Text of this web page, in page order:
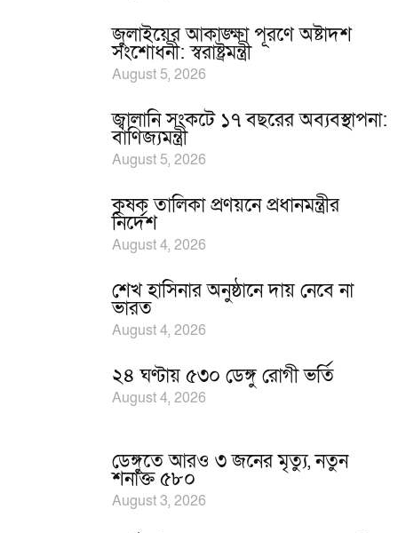
জুলাইয়ের আকাঙ্ক্ষা পূরণে অষ্টাদশ
সংশোধনী: স্বরাষ্ট্রমন্ত্রী
August 5, 2026
জ্বালানি সংকটে ১৭ বছরের অব্যবস্থাপনা:
বাণিজ্যমন্ত্রী
August 5, 2026
কৃষক তালিকা প্রণয়নে প্রধানমন্ত্রীর
নির্দেশ
August 4, 2026
শেখ হাসিনার অনুষ্ঠানে দায় নেবে না
ভারত
August 4, 2026
২৪ ঘণ্টায় ৫৩০ ডেঙ্গু রোগী ভর্তি
August 4, 2026
ডেঙ্গুতে আরও ৩ জনের মৃত্যু, নতুন
শনাক্ত ৫৮০
August 3, 2026